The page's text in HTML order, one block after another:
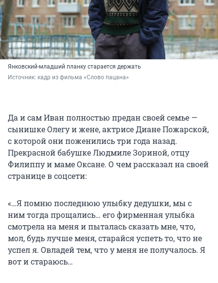
Янковский-младший планку старается держать
Источник: кадр из фильма «Слово пацана»
Да и сам Иван полностью предан своей семье —
сынишке Олегу и жене, актрисе Диане Пожарской,
с которой они поженились три года назад.
Прекрасной бабушке Людмиле Зориной, отцу
Филиппу и маме Оксане. О чем рассказал на своей
странице в соцсети:
«…Я помню последнюю улыбку дедушки, мы с
ним тогда прощались… его фирменная улыбка
смотрела на меня и пыталась сказать мне, что,
мол, будь лучше меня, старайся успеть то, что не
успел я. Овладей тем, что у меня не получалось. Я
вот и стараюсь…